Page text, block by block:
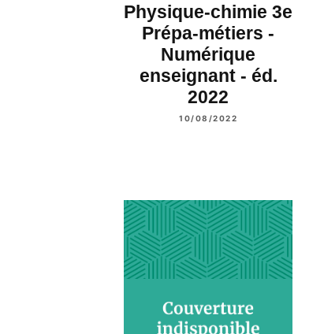
Physique-chimie 3e
Prépa-métiers -
Numérique
enseignant - éd.
2022
10/08/2022